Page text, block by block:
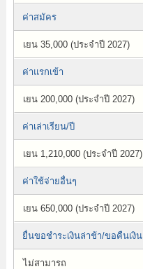
ค่าสมัคร
เยน 35,000 (ประจำปี 2027)
ค่าแรกเข้า
เยน 200,000 (ประจำปี 2027)
ค่าเล่าเรียน/ปี
เยน 1,210,000 (ประจำปี 2027)
ค่าใช้จ่ายอื่นๆ
เยน 650,000 (ประจำปี 2027)
ยื่นขอชำระเงินล่าช้า/ขอคืนเงิน
ไม่สามารถ